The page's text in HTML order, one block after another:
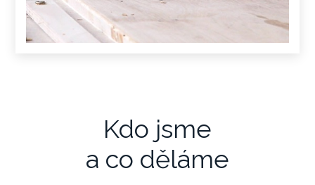
Kdo jsme
a co děláme